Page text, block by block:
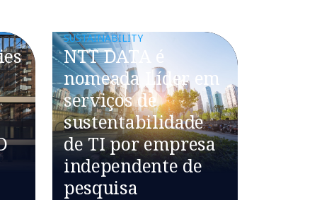
SUSTAINABILITY
NTT DATA é
nomeada Líder em
serviços de
sustentabilidade
de TI por empresa
independente de
pesquisa